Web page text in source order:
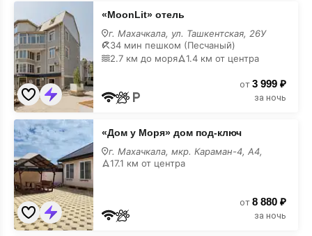
«MoonLit»
отель
недорого
«MoonLit» отель
г. Махачкала, ул. Ташкентская, 26У
34 мин пешком (Песчаный)
2.7 км до моря
1.4 км от центра
от 3 999 ₽
за ночь
«Дом
у
Моря»
дом
под-
ключ
недорого
«Дом у Моря» дом под-ключ
г. Махачкала, мкр. Караман-4, А4,
17.1 км от центра
от 8 880 ₽
за ночь